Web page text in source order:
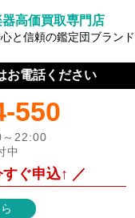
器高価買取専門店
と信頼の鑑定団ブランド
お電話ください
550
～22:00
中
ぐ申込↑ ／